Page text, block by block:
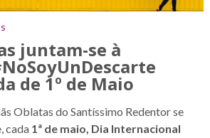
juntam-se à
de 1º de Maio
Oblatas do Santíssimo Redentor se
cada1ª de maio, Dia Internacional